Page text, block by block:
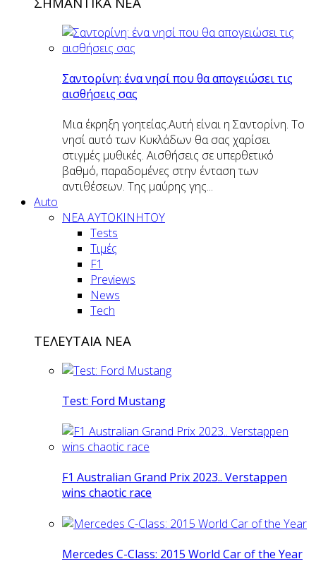
Σαντορίνη: ένα νησί που θα απογειώσει τις
αισθήσεις σας
Μια έκρηξη γοητείας.Αυτή είναι η Σαντορίνη. Το
νησί αυτό των Κυκλάδων θα σας χαρίσει
στιγμές μυθικές. Αισθήσεις σε υπερθετικό
βαθμό, παραδομένες στην ένταση των
αντιθέσεων. Της μαύρης γης...
Auto
NEA AYTOKINHTOY
Tests
Τιμές
F1
Previews
News
Tech
ΤΕΛΕΥΤΑΙΑ ΝΕΑ
Test: Ford Mustang
F1 Australian Grand Prix 2023.. Verstappen
wins chaotic race
Mercedes C-Class: 2015 World Car of the Year